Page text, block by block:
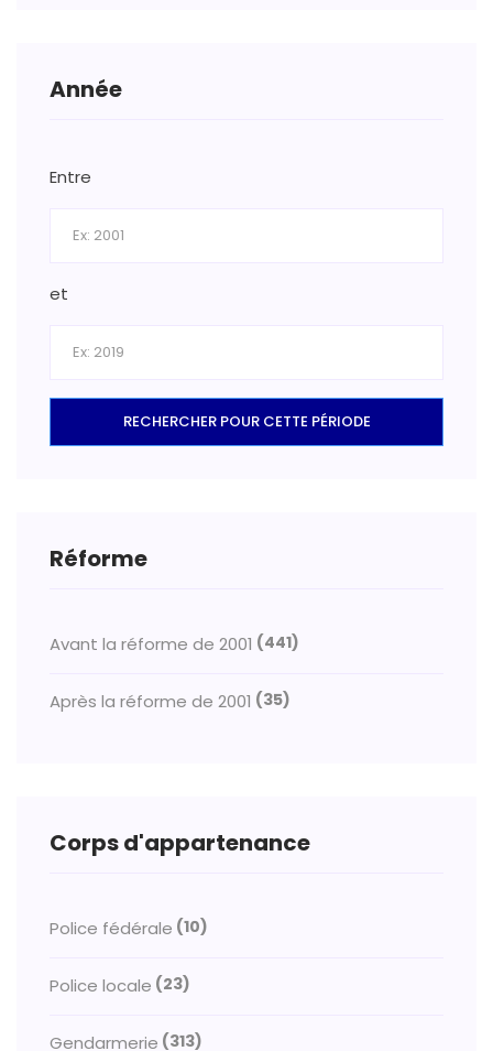
Année
Entre
et
RECHERCHER POUR CETTE PÉRIODE
Réforme
Avant la réforme de 2001 (441)
Après la réforme de 2001 (35)
Corps d'appartenance
Police fédérale (10)
Police locale (23)
Gendarmerie (313)